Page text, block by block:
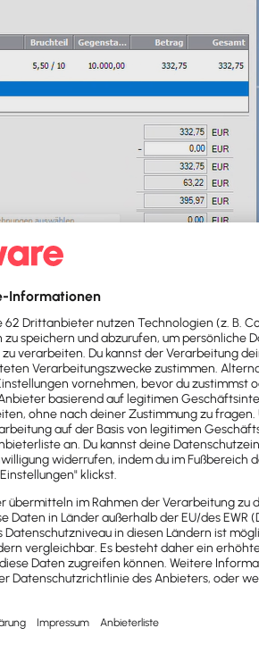
Leistungszeitraum einstellen: